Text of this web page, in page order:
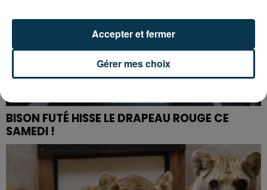
BISON FUTÉ HISSE LE DRAPEAU ROUGE CE
SAMEDI !
Gérer mes choix
Accepter et fermer